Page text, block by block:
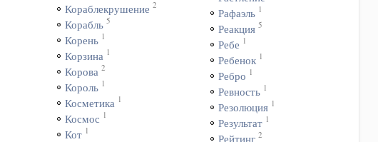
Кораблекрушение 2
Корабль 5
Корень 1
Корзина 1
Корова 2
Король 1
Косметика 1
Космос 1
Кот 1
Рафаэль 1
Реакция 5
Ребе 1
Ребенок 1
Ребро 1
Ревность 1
Резолюция 1
Результат 1
Рейтинг 2